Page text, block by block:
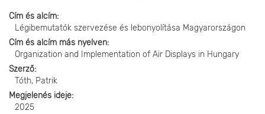
Cím és alcím
Légibemutatók szervezése és lebonyolítása Magyarországon
Cím és alcím más nyelven
Organization and Implementation of Air Displays in Hungary
Szerző
Tóth, Patrik
Megjelenés ideje
2025